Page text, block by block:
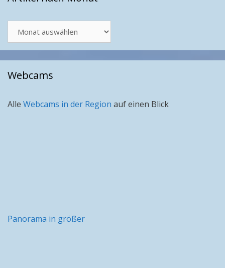
nach
Monat
Webcams
Alle Webcams in der Region auf einen Blick
Panorama in größer